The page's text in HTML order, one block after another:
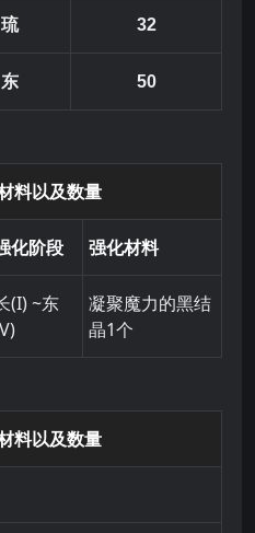
琉 32
东 50
料以及数量
化阶段 强化材料
(I) ~东
凝聚魔力的黑结
晶1个
料以及数量